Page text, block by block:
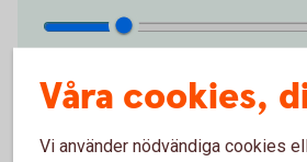
Startbelopp (kr)
Våra cookies,
Vi använder nödvändiga cookies